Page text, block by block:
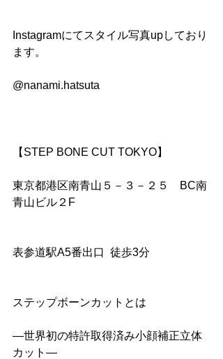
Instagramにてスタイル写真upしており
ます。
@nanami.hatsuta
【STEP BONE CUT TOKYO】
東京都港区南青山５－３－２５　BC南
青山ビル２F
表参道駅A5番出口  徒歩3分
ステップボーンカットとは
―世界初の特許取得済み小顔補正立体
カット―